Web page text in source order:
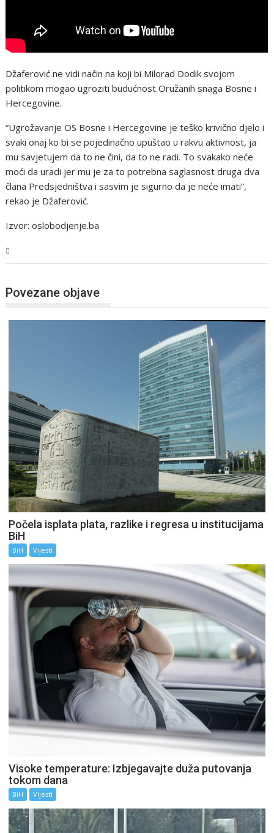
Džaferović ne vidi način na koji bi Milorad Dodik svojom
politikom mogao ugroziti budućnost Oružanih snaga Bosne i
Hercegovine.
“Ugrožavanje OS Bosne i Hercegovine je teško krivično djelo i
svaki onaj ko bi se pojedinačno upuštao u rakvu aktivnost, ja
mu savjetujem da to ne čini, da to ne radi. To svakako neće
moći da uradi jer mu je za to potrebna saglasnost druga dva
člana Predsjedništva i sasvim je sigurno da je neće imati”,
rekao je Džaferović.
Izvor: oslobodjenje.ba
Povezane objave
Počela isplata plata, razlike i regresa u institucijama
BiH
BiH Vijesti
Visoke temperature: Izbjegavajte duža putovanja
tokom dana
BiH Vijesti